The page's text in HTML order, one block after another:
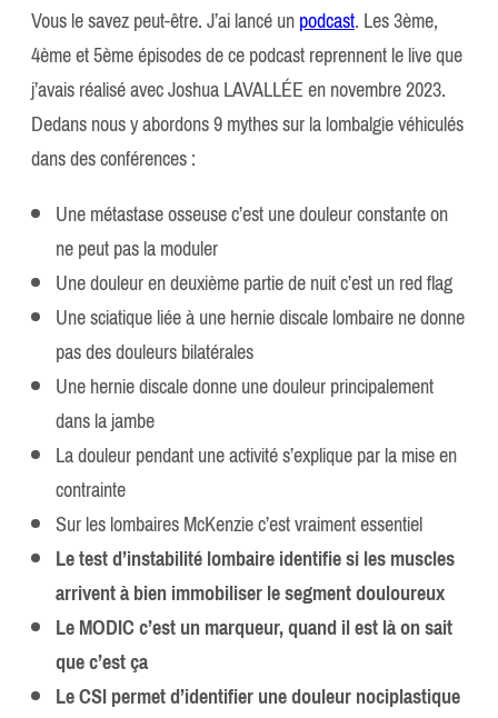
Vous le savez peut-être. J’ai lancé unpodcast. Les 3ème,
4ème et 5ème épisodes de ce podcast reprennent le live que
j’avais réalisé avec Joshua LAVALLÉE en novembre 2023.
Dedans nous y abordons 9 mythes sur la lombalgie véhiculés
dans des conférences :
Une métastase osseuse c’est une douleur constante on
ne peut pas la moduler
Une douleur en deuxième partie de nuit c’est un red flag
Une sciatique liée à une hernie discale lombaire ne donne
pas des douleurs bilatérales
Une hernie discale donne une douleur principalement
dans la jambe
La douleur pendant une activité s’explique par la mise en
contrainte
Sur les lombaires McKenzie c’est vraiment essentiel
Le test d’instabilité lombaire identifie si les muscles
arrivent à bien immobiliser le segment douloureux
Le MODIC c’est un marqueur, quand il est là on sait
que c’est ça
Le CSI permet d’identifier une douleur nociplastique